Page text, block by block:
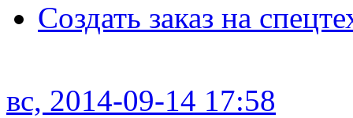
Создать заказ на
вс, 2014-09-14 17:58